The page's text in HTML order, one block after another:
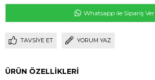
Whatsapp ile Sipariş Ver
TAVSIYE ET YORUM YAZ
ÜRÜN ÖZELLIKLERI